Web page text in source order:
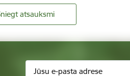
atsauksmi